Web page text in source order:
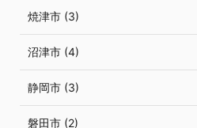
焼津市 (3)
沼津市 (4)
静岡市 (3)
磐田市 (2)